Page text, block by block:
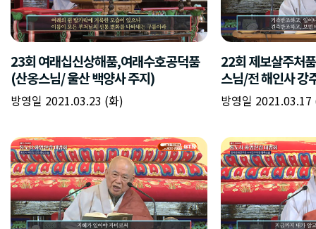
23회 여래십신상해품,여래수호공덕품
(산옹스님/ 울산 백양사 주지)
방영일 2021.03.23 (화)
22회 제보살주처
스님/전 해인사 강
방영일 2021.03.17